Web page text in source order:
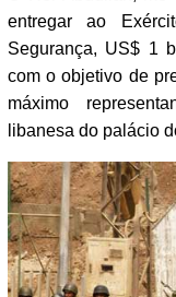
entregar ao
Segurança, US$ 1
com o objetivo de
máximo
libanesa do palácio